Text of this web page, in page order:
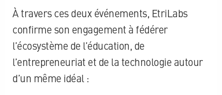
À travers ces deux événements, EtriLabs
confirme son engagement à fédérer
l’écosystème de l’éducation, de
l’entrepreneuriat et de la technologie autour
d’un même idéal :